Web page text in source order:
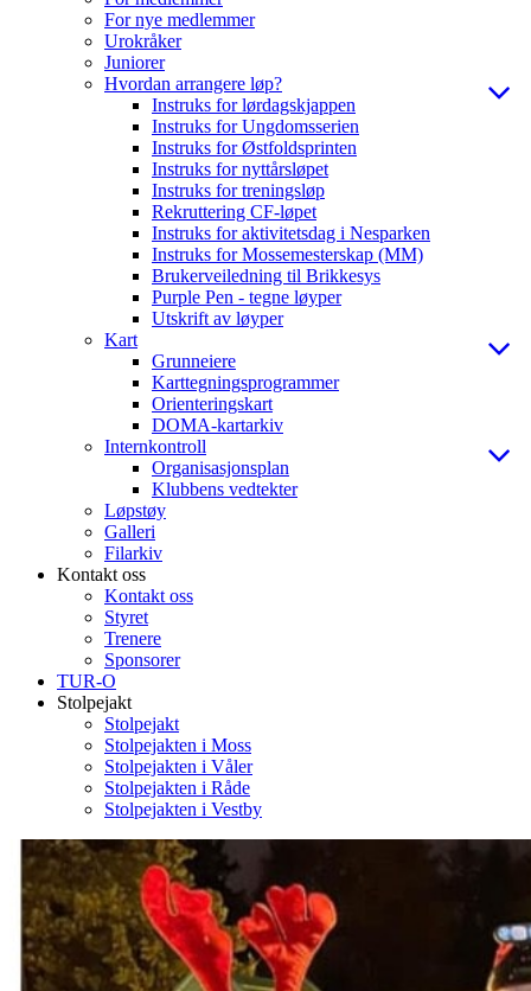
For nye medlemmer
Urokråker
Juniorer
Hvordan arrangere løp?
Instruks for lørdagskjappen
Instruks for Ungdomsserien
Instruks for Østfoldsprinten
Instruks for nyttårsløpet
Instruks for treningsløp
Rekruttering CF-løpet
Instruks for aktivitetsdag i Nesparken
Instruks for Mossemesterskap (MM)
Brukerveiledning til Brikkesys
Purple Pen - tegne løyper
Utskrift av løyper
Kart
Grunneiere
Karttegningsprogrammer
Orienteringskart
DOMA-kartarkiv
Internkontroll
Organisasjonsplan
Klubbens vedtekter
Løpstøy
Galleri
Filarkiv
Kontakt oss
Kontakt oss
Styret
Trenere
Sponsorer
TUR-O
Stolpejakt
Stolpejakt
Stolpejakten i Moss
Stolpejakten i Våler
Stolpejakten i Råde
Stolpejakten i Vestby